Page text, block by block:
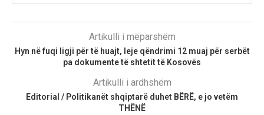
Artikulli i mëparshëm
Hyn në fuqi ligji për të huajt, leje qëndrimi 12 muaj për serbët
pa dokumente të shtetit të Kosovës
Artikulli i ardhshëm
Editorial / Politikanët shqiptarë duhet BËRË, e jo vetëm
THËNË